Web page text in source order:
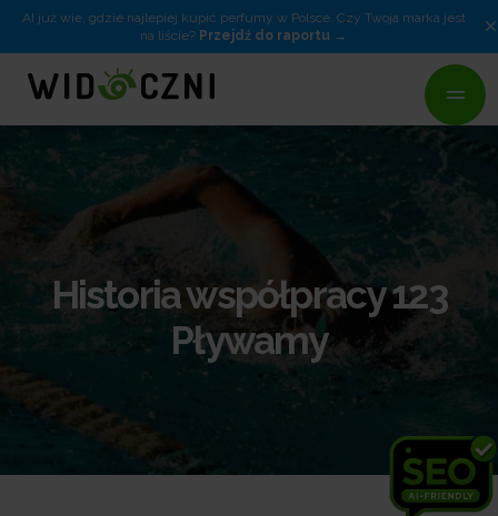
AI już wie, gdzie najlepiej kupić perfumy w Polsce. Czy Twoja marka jest
na liście? Przejdź do raportu ×
Historia współpracy 123
Pływamy